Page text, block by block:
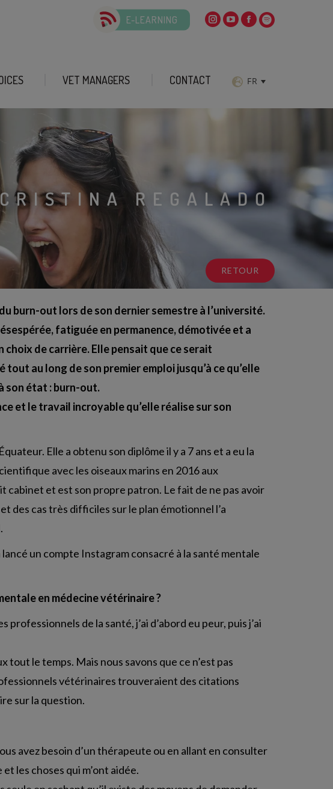
E-LEARNING
VET MANAGERS CONTACT FR
REGALADO
RETOUR
burn-out lors de son dernier semestre à l’université.
fatiguée en permanence, démotivée et a
de carrière. Elle pensait que ce serait
au long de son premier emploi jusqu’à ce qu’elle
son état : burn-out.
et le travail incroyable qu’elle réalise sur son
Elle a obtenu son diplôme il y a 7 ans et a eu la
avec les oiseaux marins en 2016 aux
cabinet et est son propre patron. Le fait de ne pas avoir
des cas très difficiles sur le plan émotionnel l’a
un compte Instagram consacré à la santé mentale
en médecine vétérinaire ?
de la santé, j’ai d’abord eu peur, puis j’ai
le temps. Mais nous savons que ce n’est pas
vétérinaires trouveraient des citations
sur la question.
avez besoin d’un thérapeute ou en allant en consulter
les choses qui m’ont aidée.